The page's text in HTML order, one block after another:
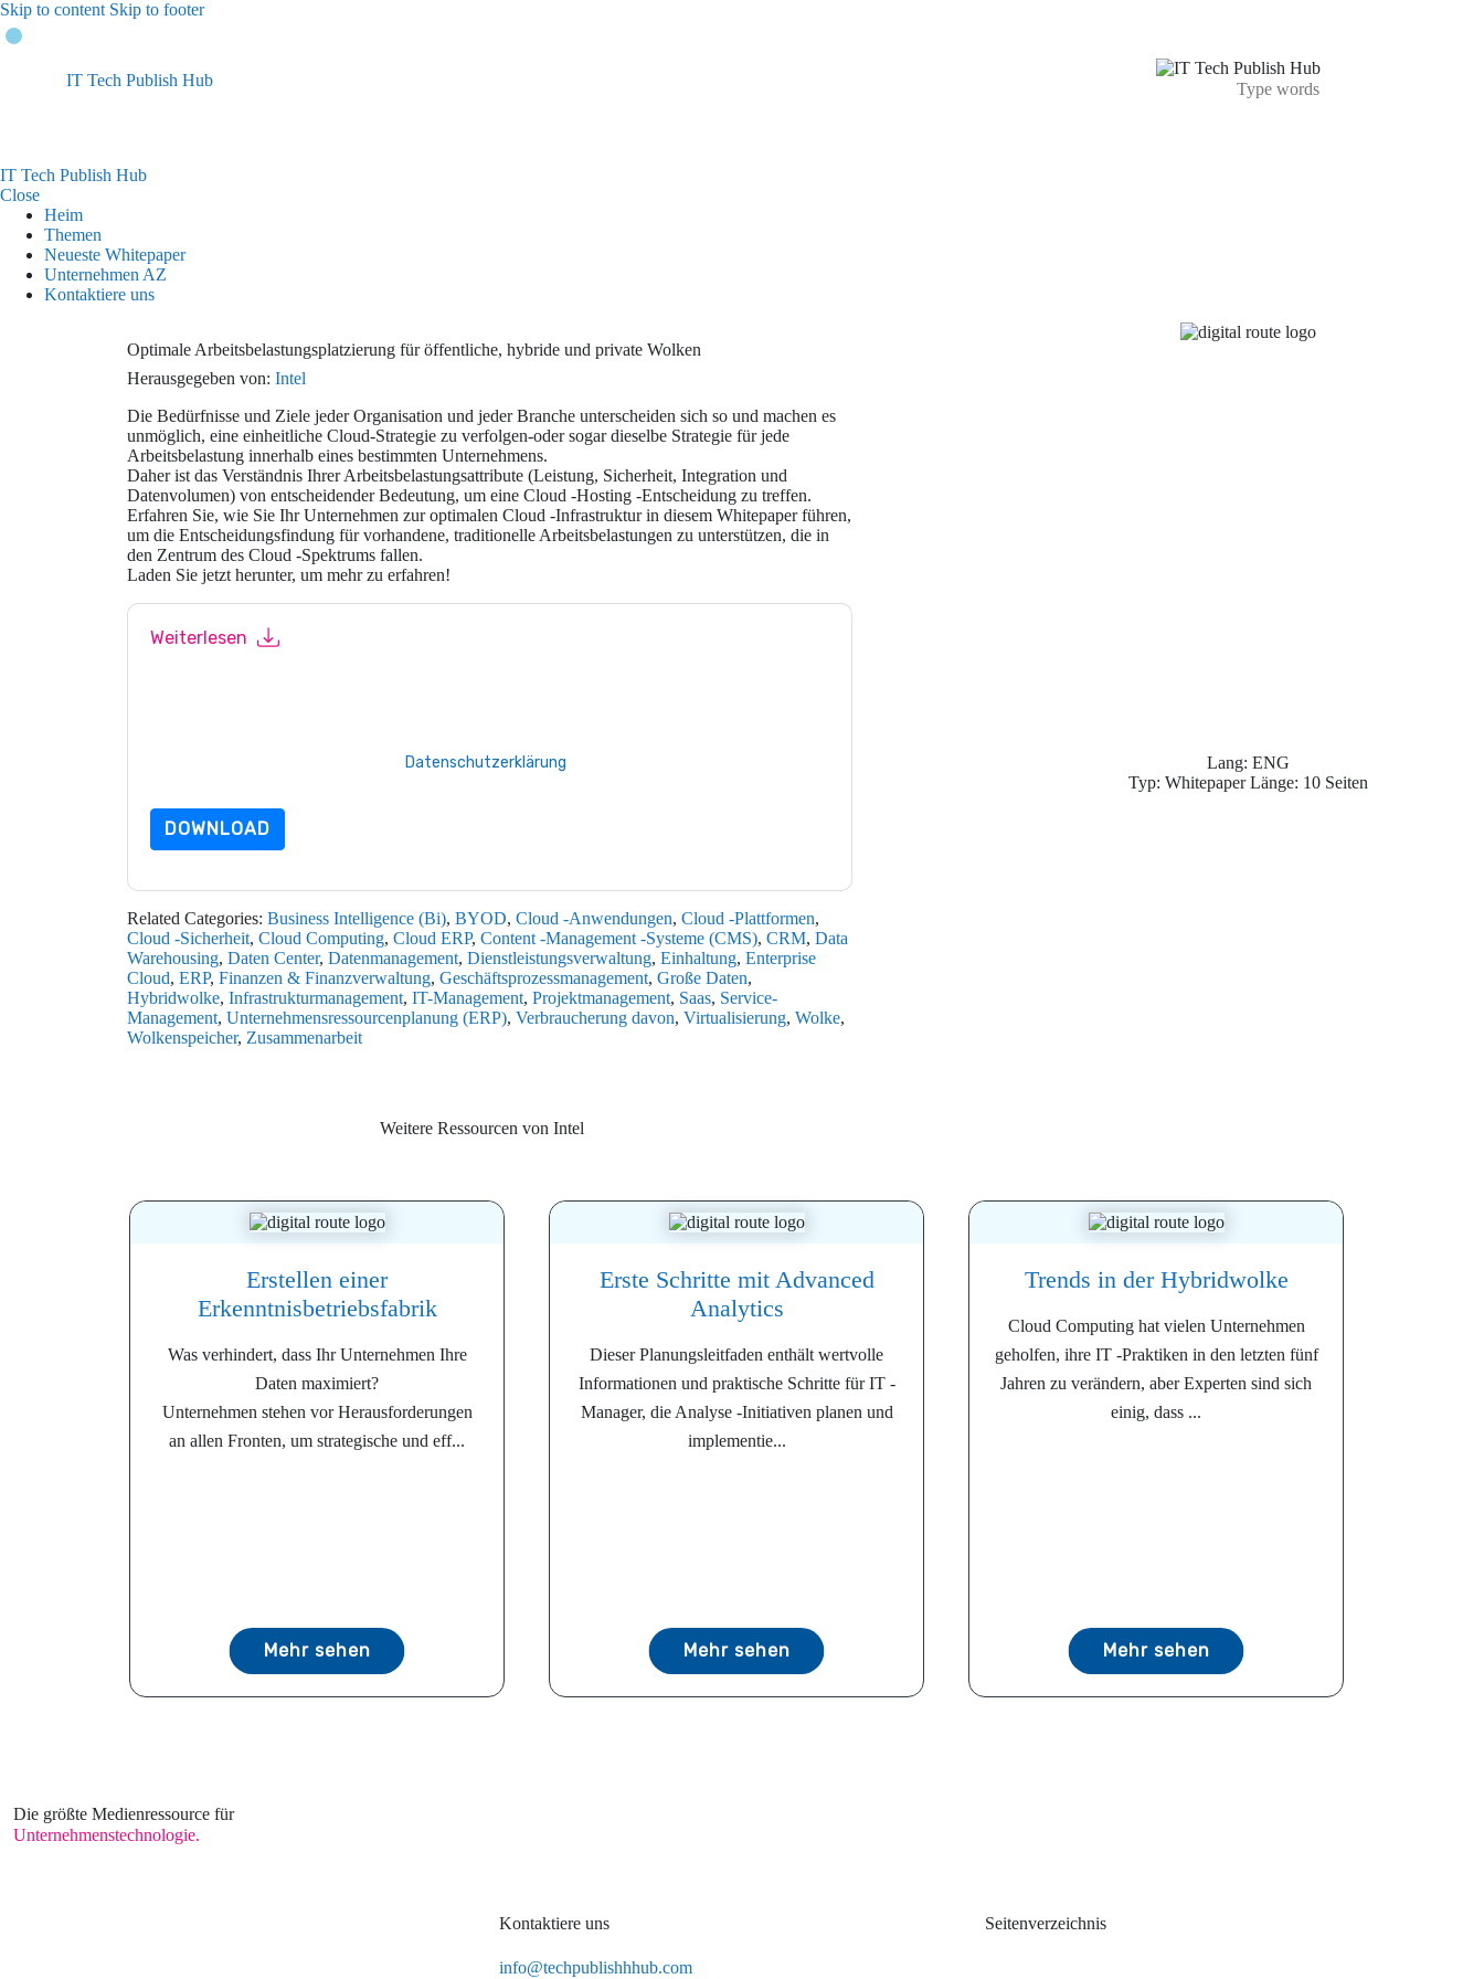
Skip to content Skip to footer
IT Tech Publish Hub
IT Tech Publish Hub
Close
Heim
Themen
Neueste Whitepaper
Unternehmen AZ
Kontaktiere uns
Optimale Arbeitsbelastungsplatzierung für öffentliche, hybride und private Wolken
Herausgegeben von: Intel
Die Bedürfnisse und Ziele jeder Organisation und jeder Branche unterscheiden sich so und machen es
unmöglich, eine einheitliche Cloud-Strategie zu verfolgen-oder sogar dieselbe Strategie für jede
Arbeitsbelastung innerhalb eines bestimmten Unternehmens.
Daher ist das Verständnis Ihrer Arbeitsbelastungsattribute (Leistung, Sicherheit, Integration und
Datenvolumen) von entscheidender Bedeutung, um eine Cloud -Hosting -Entscheidung zu treffen.
Erfahren Sie, wie Sie Ihr Unternehmen zur optimalen Cloud -Infrastruktur in diesem Whitepaper führen,
um die Entscheidungsfindung für vorhandene, traditionelle Arbeitsbelastungen zu unterstützen, die in
den Zentrum des Cloud -Spektrums fallen.
Laden Sie jetzt herunter, um mehr zu erfahren!
Weiterlesen
Datenschutzerklärung
DOWNLOAD
Related Categories: Business Intelligence (Bi), BYOD, Cloud -Anwendungen, Cloud -Plattformen,
Cloud -Sicherheit, Cloud Computing, Cloud ERP, Content -Management -Systeme (CMS), CRM, Data
Warehousing, Daten Center, Datenmanagement, Dienstleistungsverwaltung, Einhaltung, Enterprise
Cloud, ERP, Finanzen & Finanzverwaltung, Geschäftsprozessmanagement, Große Daten,
Hybridwolke, Infrastrukturmanagement, IT-Management, Projektmanagement, Saas, Service-
Management, Unternehmensressourcenplanung (ERP), Verbraucherung davon, Virtualisierung, Wolke,
Wolkenspeicher, Zusammenarbeit
Lang: ENG
Typ: Whitepaper Länge: 10 Seiten
Weitere Ressourcen von Intel
Erstellen einer
Erkenntnisbetriebsfabrik
Was verhindert, dass Ihr Unternehmen Ihre
Daten maximiert?
Unternehmen stehen vor Herausforderungen
an allen Fronten, um strategische und eff...
Mehr sehen
Erste Schritte mit Advanced
Analytics
Dieser Planungsleitfaden enthält wertvolle
Informationen und praktische Schritte für IT -
Manager, die Analyse -Initiativen planen und
implementie...
Mehr sehen
Trends in der Hybridwolke
Cloud Computing hat vielen Unternehmen
geholfen, ihre IT -Praktiken in den letzten fünf
Jahren zu verändern, aber Experten sind sich
einig, dass ...
Mehr sehen
Die größte Medienressource für
Unternehmenstechnologie.
Kontaktiere uns
info@techpublishhhub.com
Seitenverzeichnis